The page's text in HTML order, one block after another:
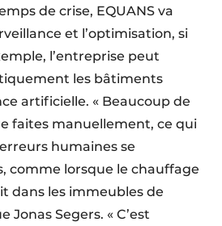
de crise, EQUANS va
et l’optimisation, si
l’entreprise peut
les bâtiments
artificielle. « Beaucoup de
faites manuellement, ce qui
humaines se
comme lorsque le chauffage
dans les immeubles de
Jonas Segers. « C’est